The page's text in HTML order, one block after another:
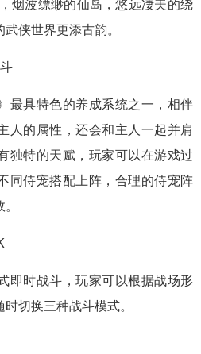
侠世界更添古韵。
具特色的养成系统之一，相伴
人的属性，还会和主人一起并肩
独特的天赋，玩家可以在游戏过
同侍宠搭配上阵，合理的侍宠阵
时战斗，玩家可以根据战场形
切换三种战斗模式。